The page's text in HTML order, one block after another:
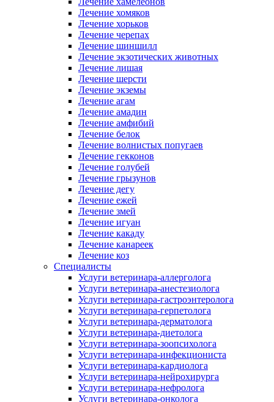
Лечение хомяков
Лечение хорьков
Лечение черепах
Лечение шиншилл
Лечение экзотических животных
Лечение лишая
Лечение шерсти
Лечение экземы
Лечение агам
Лечение амадин
Лечение амфибий
Лечение белок
Лечение волнистых попугаев
Лечение гекконов
Лечение голубей
Лечение грызунов
Лечение дегу
Лечение ежей
Лечение змей
Лечение игуан
Лечение какаду
Лечение канареек
Лечение коз
Специалисты
Услуги ветеринара-аллерголога
Услуги ветеринара-анестезиолога
Услуги ветеринара-гастроэнтеролога
Услуги ветеринара-герпетолога
Услуги ветеринара-дерматолога
Услуги ветеринара-диетолога
Услуги ветеринара-зоопсихолога
Услуги ветеринара-инфекциониста
Услуги ветеринара-кардиолога
Услуги ветеринара-нейрохирурга
Услуги ветеринара-нефролога
Услуги ветеринара-онколога